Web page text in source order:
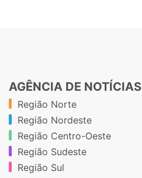
AGÊNCIA DE NOTÍCIAS
Região Norte
Região Nordeste
Região Centro-Oeste
Região Sudeste
Região Sul